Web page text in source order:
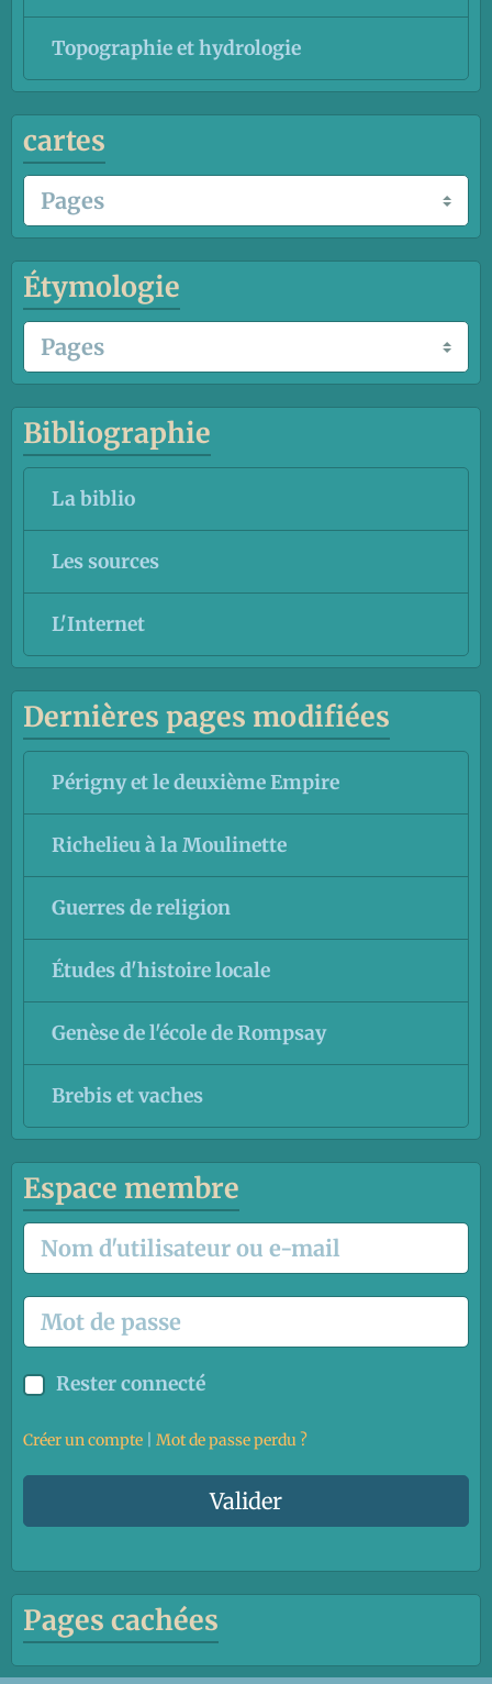
Topographie et hydrologie
cartes
Étymologie
Bibliographie
La biblio
Les sources
L'Internet
Dernières pages modifiées
Périgny et le deuxième Empire
Richelieu à la Moulinette
Guerres de religion
Études d'histoire locale
Genèse de l'école de Rompsay
Brebis et vaches
Espace membre
Rester connecté
Créer un compte Mot de passe perdu ?
Valider
Pages cachées